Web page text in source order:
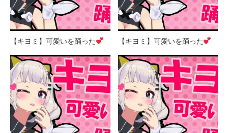
【キヨミ】可愛いを踊った 【キヨミ】可愛いを踊った